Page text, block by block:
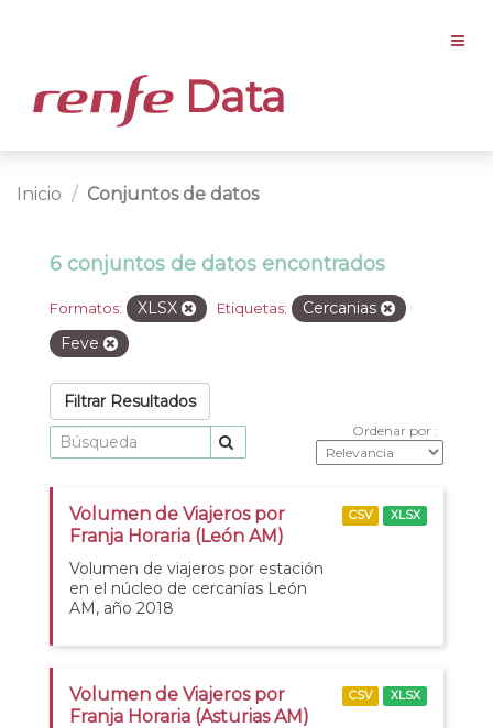
Data
Inicio Conjuntos de datos
6 conjuntos de datos encontrados
Formatos: XLSX Etiquetas:
Cercanias
Feve
Filtrar Resultados
Ordenar por
Volumen de Viajeros por
Franja Horaria (León AM)
Volumen de viajeros por estación
en el núcleo de cercanías León
AM, año 2018
CSV XLSX
Volumen de Viajeros por
Franja Horaria (Asturias AM)
CSV XLSX